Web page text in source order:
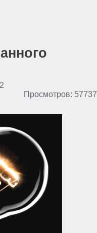
Просмотров: 57737